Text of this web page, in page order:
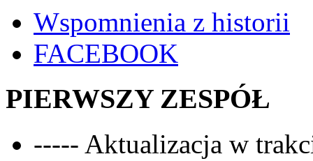
Wspomnienia z historii
FACEBOOK
PIERWSZY ZESPÓŁ
----- Aktualizacja w